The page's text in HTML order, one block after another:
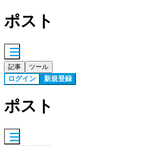
ポスト
記事 ツール
ログイン 新規登録
ポスト